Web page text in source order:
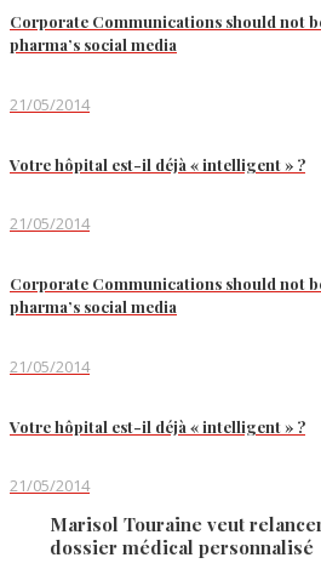
Corporate Communications should not
pharma’s social media
21/05/2014
Votre hôpital est-il déjà « intelligent » ?
21/05/2014
Corporate Communications should not
pharma’s social media
21/05/2014
Votre hôpital est-il déjà « intelligent » ?
21/05/2014
Marisol Touraine veut
dossier médical personnalisé